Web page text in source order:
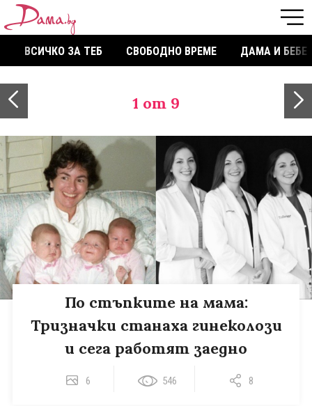
ВСИЧКО ЗА ТЕБ СВОБОДНО ВРЕМЕ ДАМА И БЕБЕ
1 от 9
По стъпките на мама:
Тризначки станаха гинеколози
и сега работят заедно
6 546 8